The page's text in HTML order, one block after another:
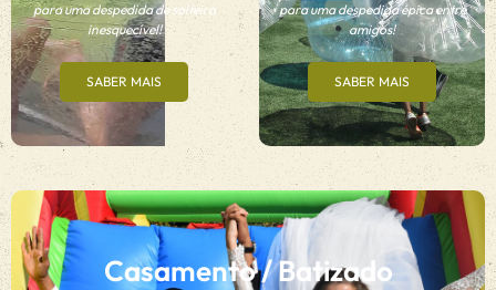
para uma despedida de solteira
inesquecível!
SABER MAIS
para uma despedida épica entre
amigos!
SABER MAIS
Casamento / Batizado